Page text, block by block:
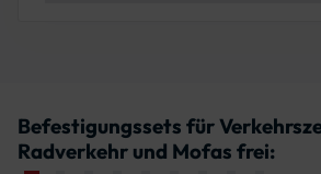
Befestigungssets für
Radverkehr und Mofas frei: